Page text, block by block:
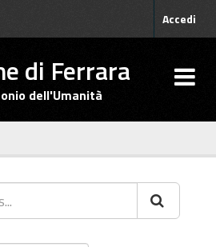
Accedi
di Ferrara
dell'Umanità